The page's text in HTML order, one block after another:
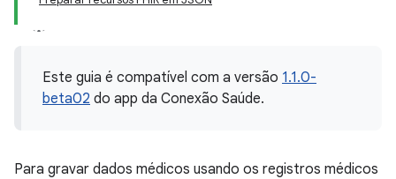
Este guia é compatível com a versão 1.1.0-
beta02 do app da Conexão Saúde.
Para gravar dados médicos usando os registros médicos